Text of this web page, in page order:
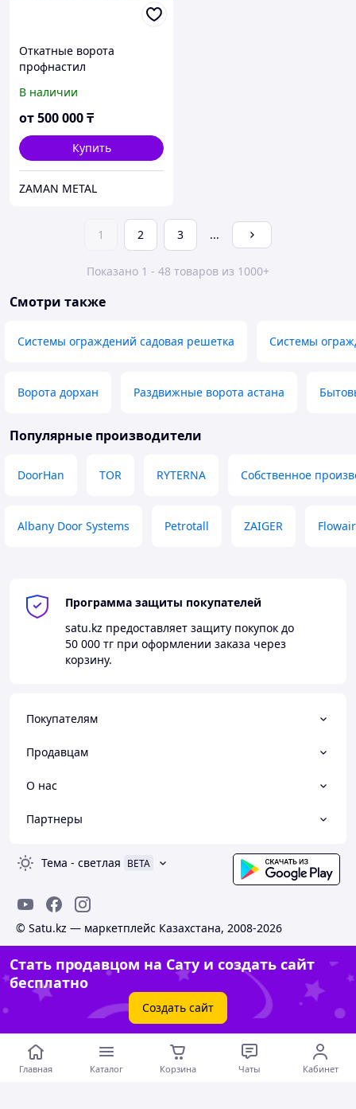
Откатные ворота
профнастил
В наличии
от500 000₸
Купить
ZAMAN METAL
1 2 3 ...
Показано 1 - 48 товаров из 1000+
Смотри также
Системы ограждений садовая решетка Системы
Ворота дорхан Раздвижные ворота астана
Популярные производители
DoorHan TOR RYTERNA Собственное
Albany Door Systems Petrotall ZAIGER Flowair
Программа защиты покупателей
satu.kz предоставляет защиту покупок до
50 000 тг при оформлении заказа через
корзину.
Покупателям
Продавцам
О нас
Партнеры
Тема - светлая BETA
© Satu.kz — маркетплейс Казахстана, 2008-2026
Стать продавцом на Сату и создать сайт
бесплатно
Создать сайт
Главная Каталог Корзина Чаты Кабинет